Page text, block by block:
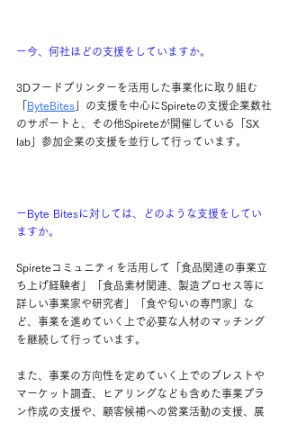
ー今、何社ほどの支援をしていますか。
3Dフードプリンターを活用した事業化に取り組む
ByteBites 」の支援を中心にSpireteの支援企業数社
のサポートと、その他Spireteが開催している「SX
lab」参加企業の支援を並行して行っています。
ーByte Bitesに対しては、どのような支援をしてい
ますか。
Spireteコミュニティを活用して「食品関連の事業立
ち上げ経験者」「食品素材関連、製造プロセス等に
詳しい事業家や研究者」「食や匂いの専門家」な
ど、事業を進めていく上で必要な人材のマッチング
を継続して行っています。
また、事業の方向性を定めていく上でのブレストや
マーケット調査、ヒアリングなども含めた事業プラ
ン作成の支援や、顧客候補への営業活動の支援、展